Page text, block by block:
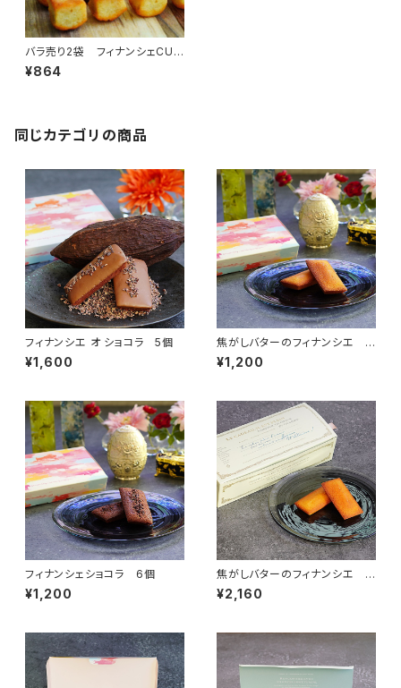
バラ売り2袋 フィナンシェCUB
E「瀬戸内レモンハニー」
¥864
同じカテゴリの商品
フィナンシエ オ ショコラ 5個
¥1,600
焦がしバターのフィナンシエ ６
個
¥1,200
フィナンシェショコラ 6個
¥1,200
焦がしバターのフィナンシエ 1
2個
¥2,160